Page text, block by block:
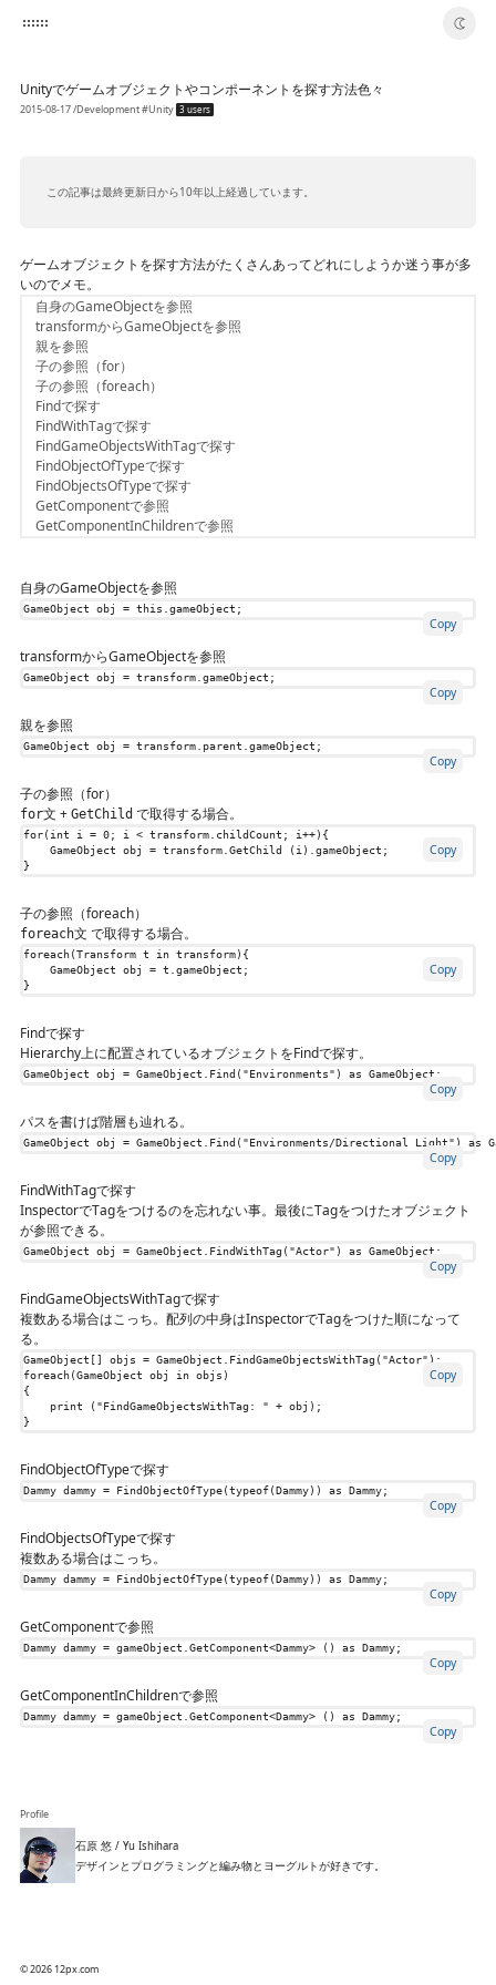
Unityでゲームオブジェクトやコンポーネントを探す方法色々
2015-08-17/Development#Unity 3 users
この記事は最終更新日から10年以上経過しています。
ゲームオブジェクトを探す方法がたくさんあってどれにしようか迷う事が多
いのでメモ。
自身のGameObjectを参照
transformからGameObjectを参照
親を参照
子の参照（for）
子の参照（foreach）
Findで探す
FindWithTagで探す
FindGameObjectsWithTagで探す
FindObjectOfTypeで探す
FindObjectsOfTypeで探す
GetComponentで参照
GetComponentInChildrenで参照
自身のGameObjectを参照
Copy
GameObject obj = this gameObject ;
transformからGameObjectを参照
Copy
GameObject obj = transform gameObject ;
親を参照
Copy
GameObject obj = transform parent gameObject ;
子の参照（for）
for文 + GetChild で取得する場合。
Copy
for( int i = 0; i < transform childCount ; i++){
GameObject
obj = transform GetChild ( i ). gameObject ;
}
子の参照（foreach）
foreach文 で取得する場合。
Copy
foreach(Transform t in transform){
GameObject
obj = t gameObject ;
}
Findで探す
Hierarchy上に配置されているオブジェクトをFindで探す。
Copy
GameObject obj = GameObject Find ( "Environments" ) as GameObject ;
パスを書けば階層も辿れる。
Copy
GameObject obj = GameObject Find ( "Environments/Directional Light" ) as
FindWithTagで探す
InspectorでTagをつけるのを忘れない事。最後にTagをつけたオブジェクト
が参照できる。
Copy
GameObject obj = GameObject FindWithTag ( "Actor" ) as GameObject ;
FindGameObjectsWithTagで探す
複数ある場合はこっち。配列の中身はInspectorでTagをつけた順になって
る。
Copy
GameObject [] objs = GameObject FindGameObjectsWithTag ( "Actor" );
foreach(GameObject obj in objs )
{
print
( "FindGameObjectsWithTag: " + obj );
}
FindObjectOfTypeで探す
Copy
Dammy dammy = FindObjectOfType(typeof(Dammy)) as Dammy;
FindObjectsOfTypeで探す
複数ある場合はこっち。
Copy
Dammy dammy = FindObjectOfType(typeof(Dammy)) as Dammy;
GetComponentで参照
Copy
Dammy dammy = gameObject GetComponent<Dammy> () as Dammy;
GetComponentInChildrenで参照
Copy
Dammy dammy = gameObject GetComponent<Dammy> () as Dammy;
Profile
石原 悠 / Yu Ishihara
デザインとプログラミングと編み物とヨーグルトが好きです。
© 2026 12px.com